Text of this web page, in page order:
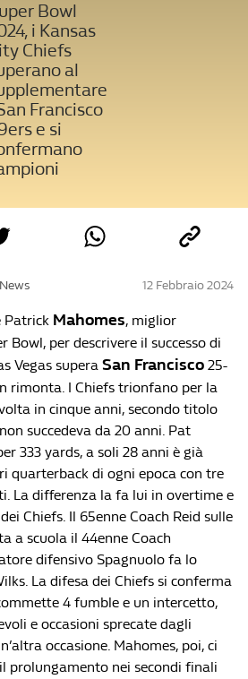
Bowl
i Kansas
Chiefs
al
Francisco
e si
12 Febbraio 2024
Patrick Mahomes, miglior
Bowl, per descrivere il successo di
Vegas supera San Francisco 25-
rimonta. I Chiefs trionfano per la
in cinque anni, secondo titolo
succedeva da 20 anni. Pat
333 yards, a soli 28 anni è già
quarterback di ogni epoca con tre
La differenza la fa lui in overtime e
Chiefs. Il 65enne Coach Reid sulle
a scuola il 44enne Coach
difensivo Spagnuolo fa lo
La difesa dei Chiefs si conferma
4 fumble e un intercetto,
e occasioni sprecate dagli
occasione. Mahomes, poi, ci
prolungamento nei secondi finali